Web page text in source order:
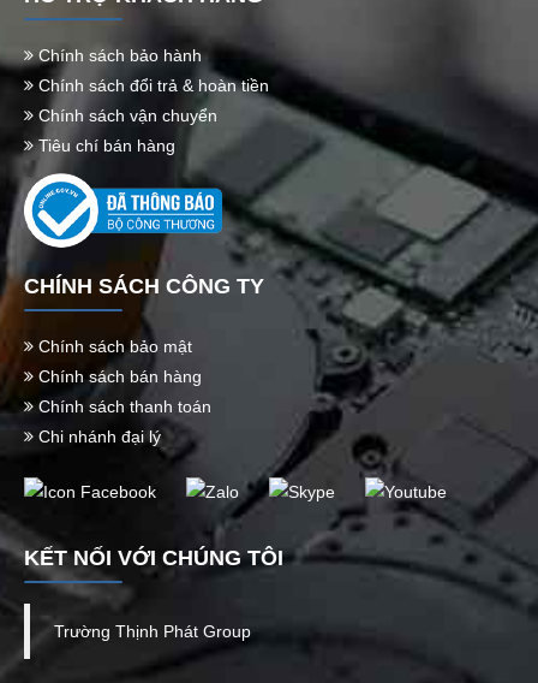
Chính sách bảo hành
Chính sách đổi trả & hoàn tiền
Chính sách vận chuyển
Tiêu chí bán hàng
CHÍNH SÁCH CÔNG TY
Chính sách bảo mật
Chính sách bán hàng
Chính sách thanh toán
Chi nhánh đại lý
KẾT NỐI VỚI CHÚNG TÔI
Trường Thịnh Phát Group